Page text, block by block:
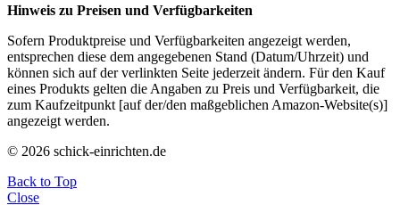
Hinweis zu Preisen und Verfügbarkeiten
Sofern Produktpreise und Verfügbarkeiten angezeigt werden,
entsprechen diese dem angegebenen Stand (Datum/Uhrzeit) und
können sich auf der verlinkten Seite jederzeit ändern. Für den Kauf
eines Produkts gelten die Angaben zu Preis und Verfügbarkeit, die
zum Kaufzeitpunkt [auf der/den maßgeblichen Amazon-Website(s)]
angezeigt werden.
© 2026 schick-einrichten.de
Back to Top
Close